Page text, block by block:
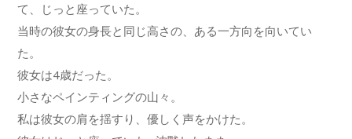
て、じっと座っていた。
当時の彼女の身長と同じ高さの、ある一方向を向いてい
た。
彼女は4歳だった。
小さなペインティングの山々。
私は彼女の肩を揺すり、優しく声をかけた。